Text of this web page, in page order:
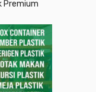
Premium